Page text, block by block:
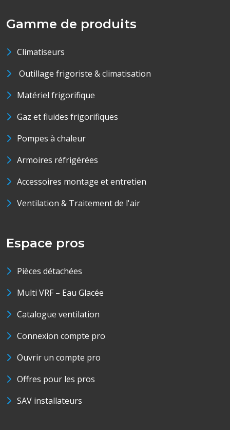
Gamme de produits
Climatiseurs
Outillage frigoriste & climatisation
Matériel frigorifique
Gaz et fluides frigorifiques
Pompes à chaleur
Armoires réfrigérées
Accessoires montage et entretien
Ventilation & Traitement de l'air
Espace pros
Pièces détachées
Multi VRF – Eau Glacée
Catalogue ventilation
Connexion compte pro
Ouvrir un compte pro
Offres pour les pros
SAV installateurs